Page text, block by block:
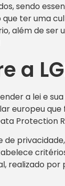
sendo
que ter uma
além de ser
a
a lei e
europeu
Protection
de
realizado por